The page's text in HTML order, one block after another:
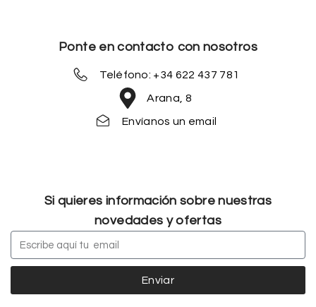
Ponte en contacto con nosotros
Teléfono: +34 622 437 781
Arana, 8
Envíanos un email
Si quieres información sobre nuestras
novedades y ofertas
Enviar